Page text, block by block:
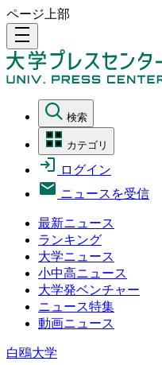
ページ上部
density_medium
検索
カテゴリ
ログイン
ニュースを受信
最新ニュース
ランキング
大学ニュース
小中高ニュース
大学発ベンチャー
ニュース特集
動画ニュース
白鴎大学